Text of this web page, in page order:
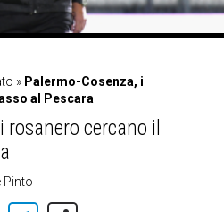
» Palermo-Cosenza, i
al Pescara
rosanero cercano il
Pinto